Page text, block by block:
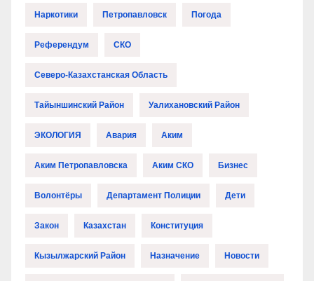
Наркотики Петропавловск Погода
Референдум СКО
Северо-Казахстанская Область
Тайыншинский Район Уалихановский Район
ЭКОЛОГИЯ Авария Аким
Аким Петропавловска Аким СКО Бизнес
Волонтёры Департамент Полиции Дети
Закон Казахстан Конституция
Кызылжарский Район Назначение Новости